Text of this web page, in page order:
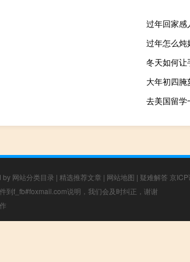
过年回家感
过年怎么炖
冬天如何让
大年初四
去美国留学
by 网站分类目录 | 精选推荐文章 | 网站地图 | 疑难解答 京
到f_fb#foxmail.com说明，我们会及时纠正，谢谢